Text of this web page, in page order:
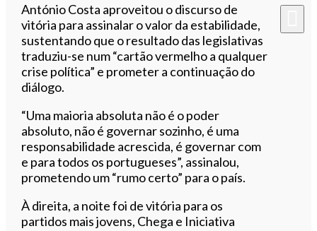
António Costa aproveitou o discurso de
vitória para assinalar o valor da estabilidade,
sustentando que o resultado das legislativas
traduziu-se num “cartão vermelho a qualquer
crise política” e prometer a continuação do
diálogo.
“Uma maioria absoluta não é o poder
absoluto, não é governar sozinho, é uma
responsabilidade acrescida, é governar com
e para todos os portugueses”, assinalou,
prometendo um “rumo certo” para o país.
À direita, a noite foi de vitória para os
partidos mais jovens, Chega e Iniciativa